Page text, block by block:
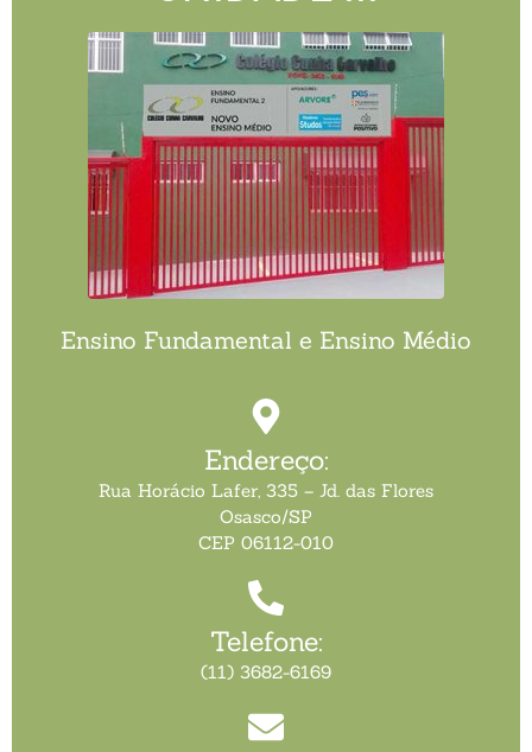
Ensino Fundamental e Ensino Médio
Endereço:
Rua Horácio Lafer, 335 – Jd. das Flores
Osasco/SP
CEP 06112-010
Telefone:
(11) 3682-6169